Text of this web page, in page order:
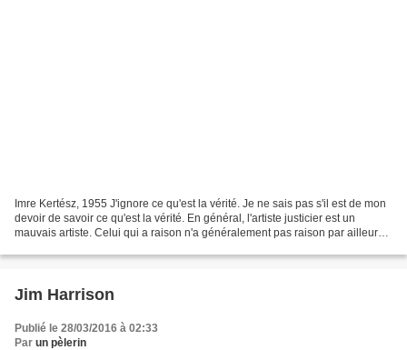
Imre Kertész, 1955 J'ignore ce qu'est la vérité. Je ne sais pas s'il est de mon
devoir de savoir ce qu'est la vérité. En général, l'artiste justicier est un
mauvais artiste. Celui qui a raison n'a généralement pas raison par ailleurs.
Jim Harrison
Publié le 28/03/2016 à 02:33
Par un pèlerin